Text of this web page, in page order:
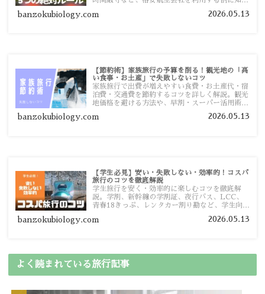
す。
banzokubiology.com 2026.05.13
【節約術】家族旅行の予算を削る！観光地の「高
い食事・お土産」で失敗しないコツ
家族旅行で出費が増えやすい食費・お土産代・宿
泊費・交通費を節約するコツを詳しく解説。観光
地価格を避ける方法や、早割・スーパー活用術、
banzokubiology.com 2026.05.13
【学生必見】安い・失敗しない・効率的！コスパ
旅行のコツを徹底解説
学生旅行を安く・効率的に楽しむコツを徹底解
説。学割、新幹線の学割証、夜行バス、LCC、
青春18きっぷ、レンタカー割り勘など、学生向け
banzokubiology.com 2026.05.13
よく読まれている旅行記事